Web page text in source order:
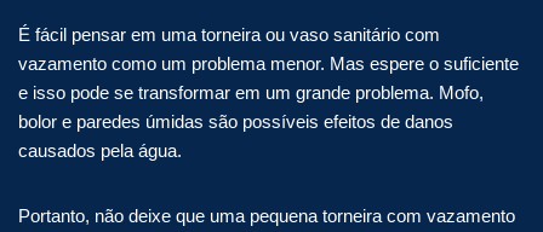
É fácil pensar em uma torneira ou vaso sanitário com
vazamento como um problema menor. Mas espere o suficiente
e isso pode se transformar em um grande problema. Mofo,
bolor e paredes úmidas são possíveis efeitos de danos
causados ​​pela água.
Portanto, não deixe que uma pequena torneira com vazamento